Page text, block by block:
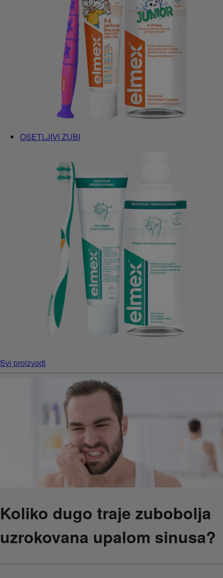
OSETLJIVI ZUBI
Svi proizvodi
Koliko dugo traje zubobolja
uzrokovana upalom sinusa?